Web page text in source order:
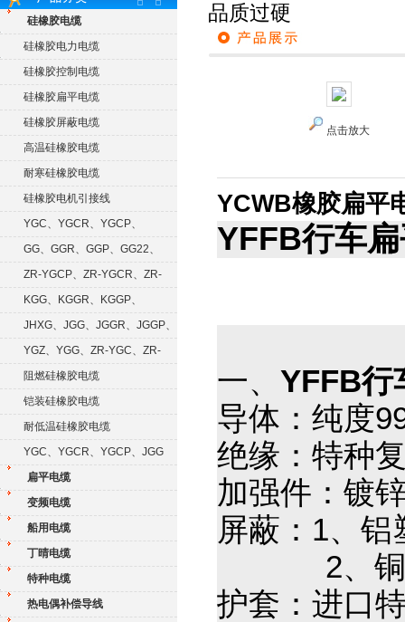
硅橡胶电缆
硅橡胶电力电缆
硅橡胶控制电缆
硅橡胶扁平电缆
硅橡胶屏蔽电缆
高温硅橡胶电缆
耐寒硅橡胶电缆
硅橡胶电机引接线
YGC、YGCR、YGCP、
YGCRP
GG、GGR、GGP、GG22、
GGRP
ZR-YGCP、ZR-YGCR、ZR-
YGCRP
KGG、KGGR、KGGP、
KGGRP
JHXG、JGG、JGGR、JGGP、
JGGFYGZ、YGG、ZR-YGC、ZR-
KGG阻燃硅橡胶电缆
铠装硅橡胶电缆
耐低温硅橡胶电缆
YGC、YGCR、YGCP、JGG
扁平电缆
变频电缆
船用电缆
丁晴电缆
特种电缆
热电偶补偿导线
品质过硬
点击放大
YCWB橡胶扁平
YFFB行车
一、 YFFB行
导体：纯度
绝缘：特种
加强件：镀
屏蔽：1、
2、铜丝
护套：进口